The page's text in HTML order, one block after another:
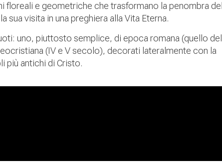
floreali e geometriche che trasformano la penombra del
sua visita in una preghiera alla Vita Eterna.
uno, piuttosto semplice, di epoca romana (quello del
(IV e V secolo), decorati lateralmente con la
più antichi di Cristo.